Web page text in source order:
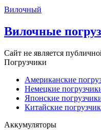
Вилочный
Вилочные
Сайт не является
Погрузчики
Американские
Немецкие
Японские
Китайские
Аккумуляторы